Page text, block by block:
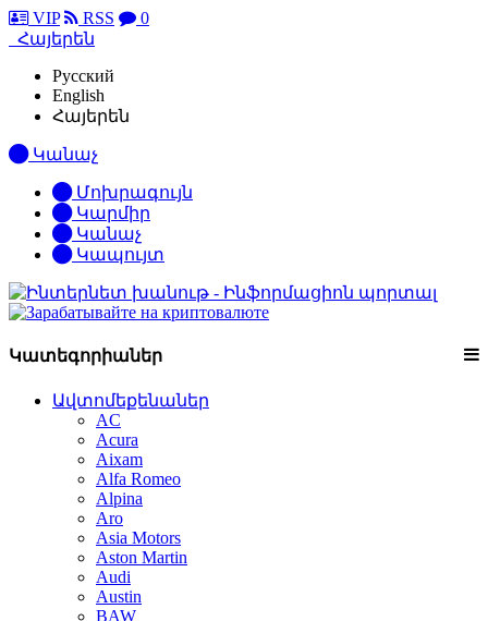
VIP RSS
0
Հայերեն
Русский
English
Հայերեն
Կանաչ
Մոխրագույն
Կարմիր
Կանաչ
Կապույտ
Կատեգորիաներ
Ավտոմեքենաներ
AC
Acura
Aixam
Alfa Romeo
Alpina
Aro
Asia Motors
Aston Martin
Audi
Austin
BAW